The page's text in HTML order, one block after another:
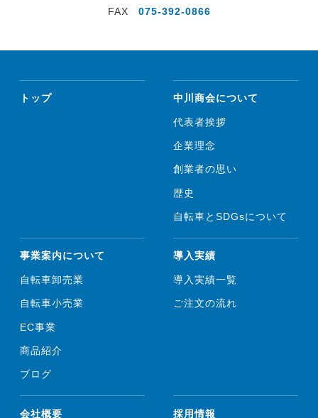
FAX
075-392-0866
トップ 中川商会について
代表者挨拶
企業理念
創業者の思い
歴史
自転車とSDGsについて
事業案内について
自転車卸売業
自転車小売業
EC事業
商品紹介
ブログ
導入実績
導入実績一覧
ご注文の流れ
会社概要 採用情報